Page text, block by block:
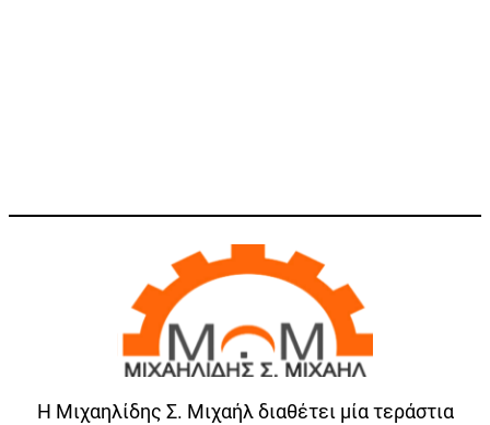
Η Μιχαηλίδης Σ. Μιχαήλ διαθέτει μία τεράστια